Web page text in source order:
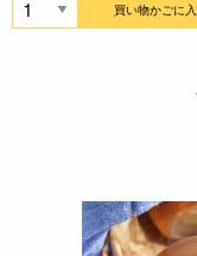
買い物かごに